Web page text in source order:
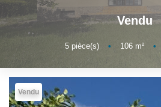
BIENS
Syndic
Vendu
5pièce(s) • 106m² •
Vendu